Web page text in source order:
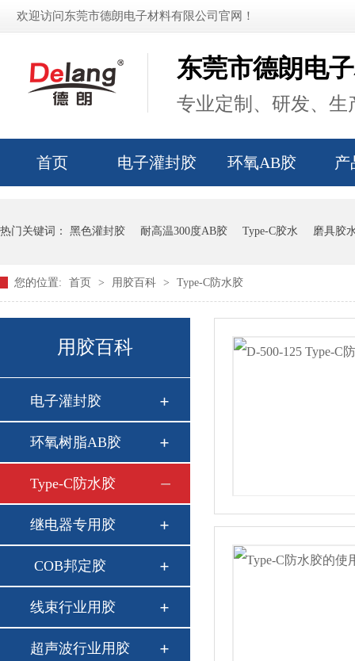
欢迎访问东莞市德朗电子材料有限公司官网！
东莞市德朗电
专业定制、研发、生
首页 电子灌封胶 环氧AB胶 产
热门关键词： 黑色灌封胶 耐高温300度AB胶 Type-C胶水 磨具胶
您的位置: 首页 > 用胶百科 > Type-C防水胶
用胶百科
电子灌封胶
环氧树脂AB胶
Type-C防水胶
继电器专用胶
COB邦定胶
线束行业用胶
超声波行业用胶